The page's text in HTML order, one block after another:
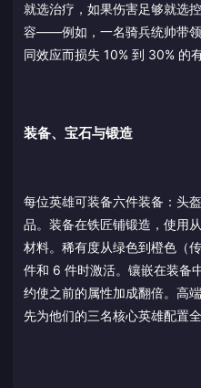
就选治疗，如果伤害足够就选
容——例如，一名骑兵统帅带
同效应而损失 10% 到 30% 的
装备、宝石与锻造
每位英雄可装备六件装备：头
品。装备在铁匠铺锻造，使用
材料。稀有度从绿色到橙色（
件和 6 件时激活。镶嵌在装备
约使之前的属性加成翻倍。高
先为他们的三名核心英雄配置